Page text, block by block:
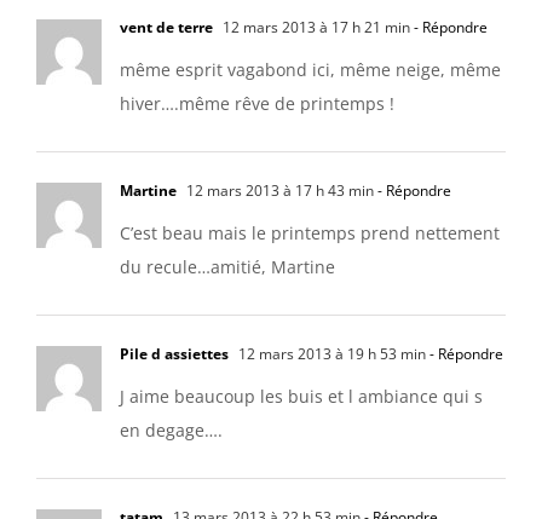
vent de terre 12 mars 2013 à 17 h 21 min- Répondre
même esprit vagabond ici, même neige, même
hiver….même rêve de printemps !
Martine 12 mars 2013 à 17 h 43 min- Répondre
C’est beau mais le printemps prend nettement
du recule…amitié, Martine
Pile d assiettes 12 mars 2013 à 19 h 53 min- Répondre
J aime beaucoup les buis et l ambiance qui s
en degage….